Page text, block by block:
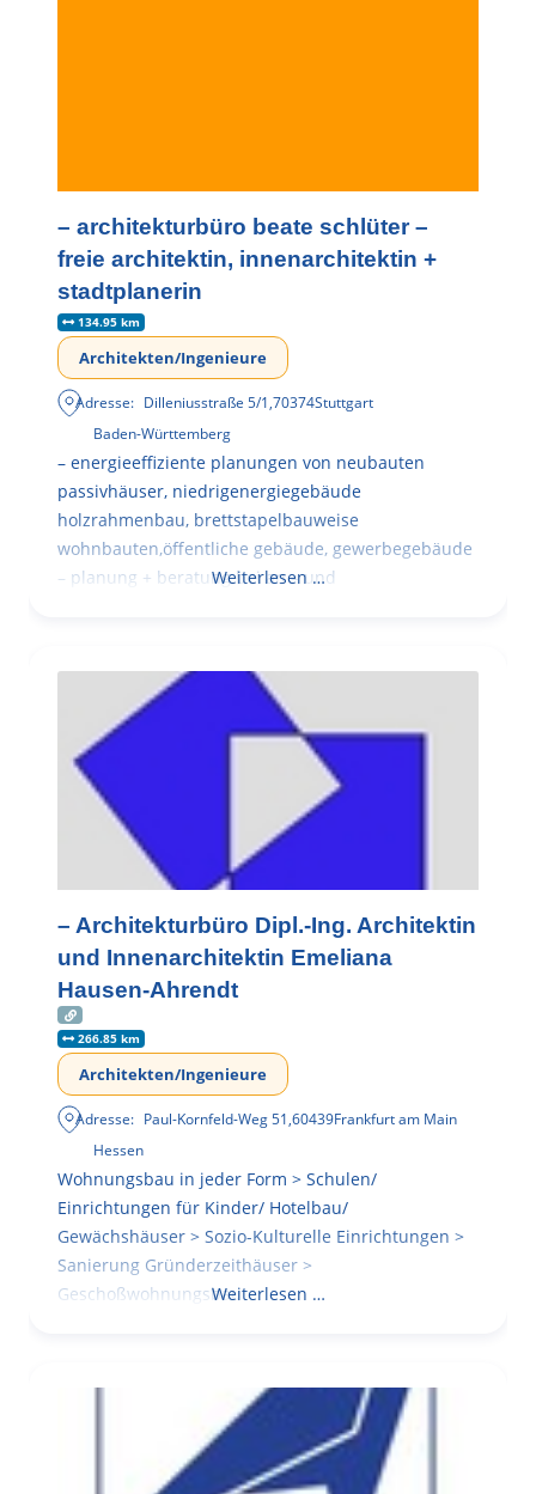
– architekturbüro beate schlüter –
freie architektin, innenarchitektin +
stadtplanerin
134.95 km
Architekten/Ingenieure
Adresse: Dilleniusstraße 5/1,70374Stuttgart
Baden-Württemberg
– energieeffiziente planungen von neubauten
passivhäuser, niedrigenergiegebäude
holzrahmenbau, brettstapelbauweise
wohnbauten,öffentliche gebäude, gewerbegebäude
– planung + beratung bei an – und
Weiterlesen …
– Architekturbüro Dipl.-Ing. Architektin
und Innenarchitektin Emeliana
Hausen-Ahrendt
266.85 km
Architekten/Ingenieure
Adresse: Paul-Kornfeld-Weg 51,60439Frankfurt am Main
Hessen
Wohnungsbau in jeder Form > Schulen/
Einrichtungen für Kinder/ Hotelbau/
Gewächshäuser > Sozio-Kulturelle Einrichtungen >
Sanierung Gründerzeithäuser >
GeschoßwohnungsbauWeiterlesen …